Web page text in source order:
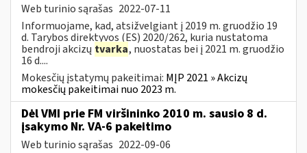
Web turinio sąrašas 2022-07-11
Informuojame, kad, atsižvelgiant į 2019 m. gruodžio 19
d. Tarybos direktyvos (ES) 2020/262, kuria nustatoma
bendroji akcizų tvarka, nuostatas bei į 2021 m. gruodžio
16 d....
Mokesčių įstatymų pakeitimai: MĮP 2021 » Akcizų
mokesčių pakeitimai nuo 2023 m.
Dėl VMI prie FM viršininko 2010 m. sausio 8 d.
įsakymo Nr. VA-6 pakeitimo
Web turinio sąrašas 2022-09-06